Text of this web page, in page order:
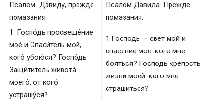
Псалом Давиду, прежде
помазания
Псалом Давида. Прежде
помазания.
1 Госпо́дь просвеще́ние
мое́ и Спаси́тель мой,
кого́ убою́ся? Госпо́дь
Защи́титель живота́
моего́, от кого́
устрашу́ся?
1 Господь — свет мой и
спасение мое: кого мне
бояться? Господь крепость
жизни моей: кого мне
страшиться?